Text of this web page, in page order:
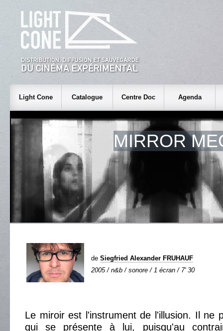
Light Cone Catalogue Centre Doc Agenda
MIRROR
de Siegfried Alexander FRUHAUF
2005 / n&b / sonore / 1 écran / 7' 30
Le miroir est l'instrument de l'illusion. Il ne
qui se présente à lui, puisqu'au